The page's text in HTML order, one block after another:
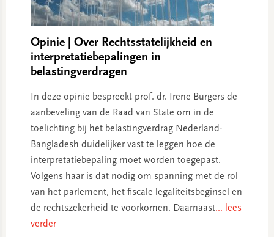
Opinie | Over Rechtsstatelijkheid en
interpretatiebepalingen in
belastingverdragen
In deze opinie bespreekt prof. dr. Irene Burgers de
aanbeveling van de Raad van State om in de
toelichting bij het belastingverdrag Nederland-
Bangladesh duidelijker vast te leggen hoe de
interpretatiebepaling moet worden toegepast.
Volgens haar is dat nodig om spanning met de rol
van het parlement, het fiscale legaliteitsbeginsel en
de rechtszekerheid te voorkomen. Daarnaast... lees
verder